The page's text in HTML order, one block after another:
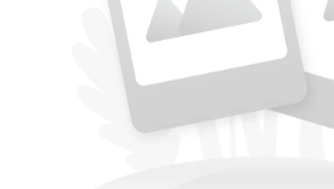
Ferastraie verticale
Strunguri pentru metal
Strunguri CNC
Strunguri cu cutie de viteze